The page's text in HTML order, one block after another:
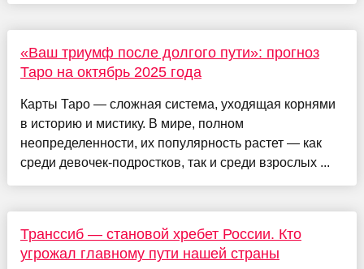
«Ваш триумф после долгого пути»: прогноз
Таро на октябрь 2025 года
Карты Таро — сложная система, уходящая корнями
в историю и мистику. В мире, полном
неопределенности, их популярность растет — как
среди девочек-подростков, так и среди взрослых ...
Транссиб — становой хребет России. Кто
угрожал главному пути нашей страны